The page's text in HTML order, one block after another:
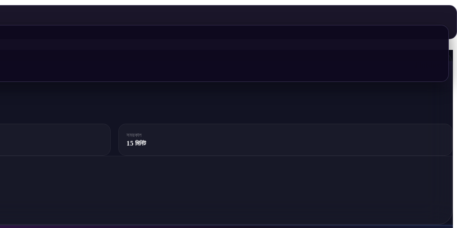
সময়কাল
15 মিনিট